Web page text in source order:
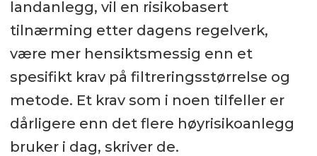
landanlegg, vil en risikobasert
tilnærming etter dagens regelverk,
være mer hensiktsmessig enn et
spesifikt krav på filtreringsstørrelse og
metode. Et krav som i noen tilfeller er
dårligere enn det flere høyrisikoanlegg
bruker i dag, skriver de.